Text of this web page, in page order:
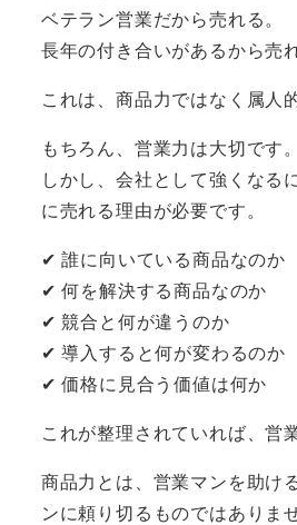
ベテラン営業だから売れる。
長年の付き合いがあるから売
これは、商品力ではなく属人
もちろん、営業力は大切です。
しかし、会社として強くなる
に売れる理由が必要です。
✔ 誰に向いている商品なのか
✔ 何を解決する商品なのか
✔ 競合と何が違うのか
✔ 導入すると何が変わるのか
✔ 価格に見合う価値は何か
これが整理されていれば、営
商品力とは、営業マンを助け
ンに頼り切るものではありま